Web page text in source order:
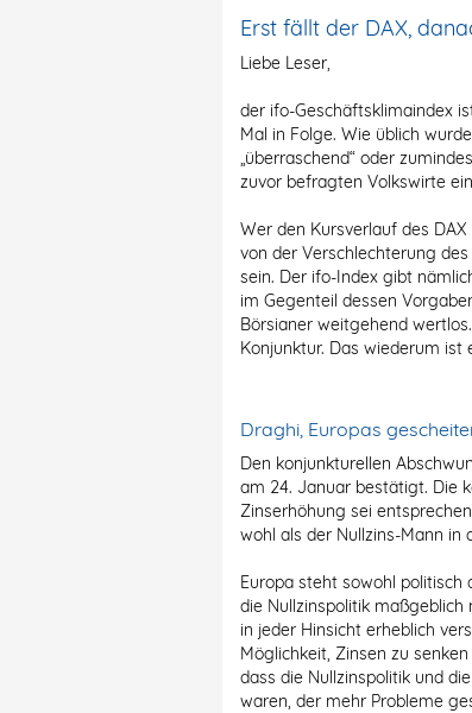
Erst fällt der DAX,
Liebe Leser,
der ifo-Geschäftsklimaindex
Mal in Folge. Wie üblich
„überraschend“ oder
zuvor befragten Volkswirte
Wer den Kursverlauf des
von der Verschlechterung
sein. Der ifo-Index gibt
im Gegenteil dessen
Börsianer weitgehend
Konjunktur. Das wiederum ist
Draghi, Europas
Den konjunkturellen
am 24. Januar bestätigt. Die
Zinserhöhung sei
wohl als der Nullzins-Mann in
Europa steht sowohl politisch
die Nullzinspolitik
in jeder Hinsicht erheblich
Möglichkeit, Zinsen zu
dass die Nullzinspolitik und
waren, der mehr Probleme